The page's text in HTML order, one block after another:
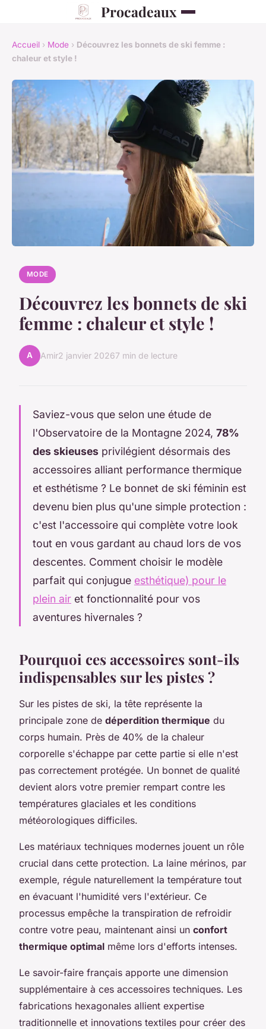
Procadeaux
Accueil › Mode › Découvrez les bonnets de ski femme :
chaleur et style !
MODE
Découvrez les bonnets de ski
femme : chaleur et style !
A Amir2 janvier 20267 min de lecture
Saviez-vous que selon une étude de
l'Observatoire de la Montagne 2024, 78%
des skieuses privilégient désormais des
accessoires alliant performance thermique
et esthétisme ? Le bonnet de ski féminin est
devenu bien plus qu'une simple protection :
c'est l'accessoire qui complète votre look
tout en vous gardant au chaud lors de vos
descentes. Comment choisir le modèle
parfait qui conjugue esthétique) pour le
plein air et fonctionnalité pour vos
aventures hivernales ?
Pourquoi ces accessoires sont-ils
indispensables sur les pistes ?
Sur les pistes de ski, la tête représente la
principale zone de déperdition thermique du
corps humain. Près de 40% de la chaleur
corporelle s'échappe par cette partie si elle n'est
pas correctement protégée. Un bonnet de qualité
devient alors votre premier rempart contre les
températures glaciales et les conditions
météorologiques difficiles.
Les matériaux techniques modernes jouent un rôle
crucial dans cette protection. La laine mérinos, par
exemple, régule naturellement la température tout
en évacuant l'humidité vers l'extérieur. Ce
processus empêche la transpiration de refroidir
contre votre peau, maintenant ainsi un confort
thermique optimal même lors d'efforts intenses.
Le savoir-faire français apporte une dimension
supplémentaire à ces accessoires techniques. Les
fabrications hexagonales allient expertise
traditionnelle et innovations textiles pour créer des